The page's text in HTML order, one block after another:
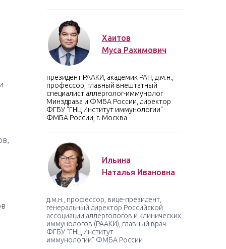
Хаитов
Муса Рахимович
президент РААКИ, академик РАН, д.м.н.,
профессор, главный внештатный
специалист аллерголог-иммунолог
Минздрава и ФМБА России, директор
ФГБУ "ГНЦ Институт иммунологии"
ФМБА России, г. Москва
Ильина
Наталья Ивановна
д.м.н., профессор, вице-президент,
генеральный директор Российской
ассоциации аллергологов и клинических
иммунологов (РААКИ), главный врач
ФГБУ "ГНЦ Институт
иммунологии" ФМБА России